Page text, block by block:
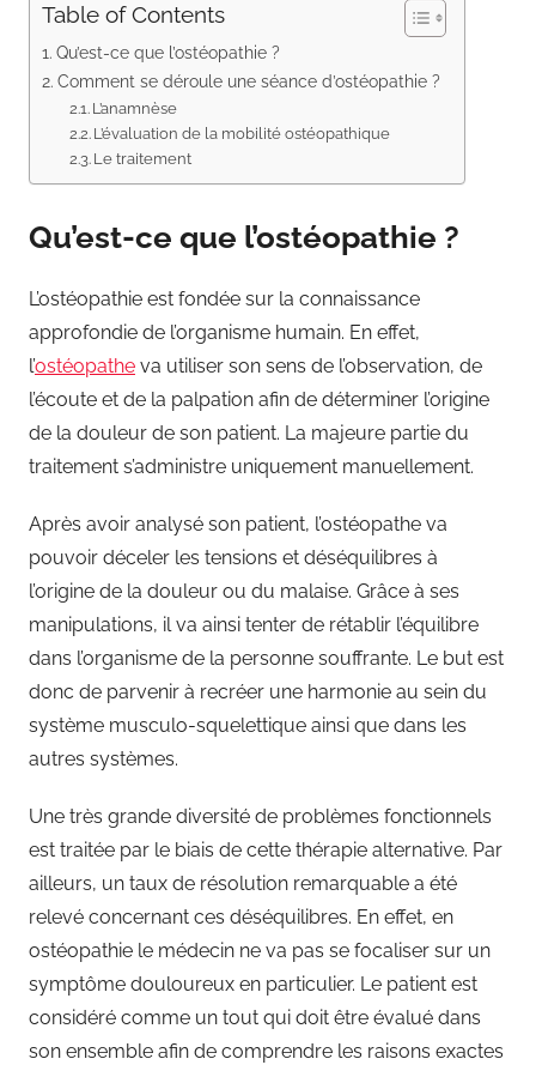
Table of Contents
Qu’est-ce que l’ostéopathie ?
Comment se déroule une séance d’ostéopathie ?
L’anamnèse
L’évaluation de la mobilité ostéopathique
Le traitement
Qu’est-ce que l’ostéopathie ?
L’ostéopathie est fondée sur la connaissance
approfondie de l’organisme humain. En effet,
l’ostéopathe va utiliser son sens de l’observation, de
l’écoute et de la palpation afin de déterminer l’origine
de la douleur de son patient. La majeure partie du
traitement s’administre uniquement manuellement.
Après avoir analysé son patient, l’ostéopathe va
pouvoir déceler les tensions et déséquilibres à
l’origine de la douleur ou du malaise. Grâce à ses
manipulations, il va ainsi tenter de rétablir l’équilibre
dans l’organisme de la personne souffrante. Le but est
donc de parvenir à recréer une harmonie au sein du
système musculo-squelettique ainsi que dans les
autres systèmes.
Une très grande diversité de problèmes fonctionnels
est traitée par le biais de cette thérapie alternative. Par
ailleurs, un taux de résolution remarquable a été
relevé concernant ces déséquilibres. En effet, en
ostéopathie le médecin ne va pas se focaliser sur un
symptôme douloureux en particulier. Le patient est
considéré comme un tout qui doit être évalué dans
son ensemble afin de comprendre les raisons exactes